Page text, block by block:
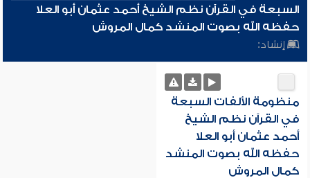
السبعة في القرآن نظم الشيخ أحمد عثمان أبو العلا
حفظه الله بصوت المنشد كمال المروش
إنشاد:
منظومة الألفات السبعة
في القرآن نظم الشيخ
أحمد عثمان أبو العلا
حفظه الله بصوت المنشد
كمال المروش